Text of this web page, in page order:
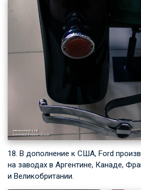
18. В дополнение к США, Ford
на заводах в Аргентине, Канаде,
и Великобритании.